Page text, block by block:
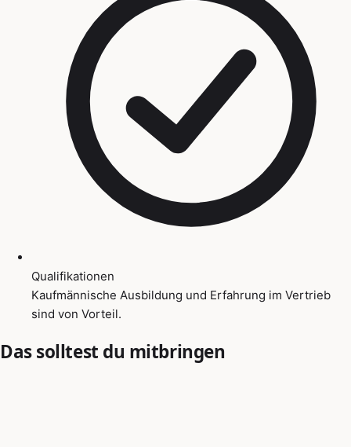
Qualifikationen
Kaufmännische Ausbildung und Erfahrung im Vertrieb
sind von Vorteil.
Das solltest du mitbringen